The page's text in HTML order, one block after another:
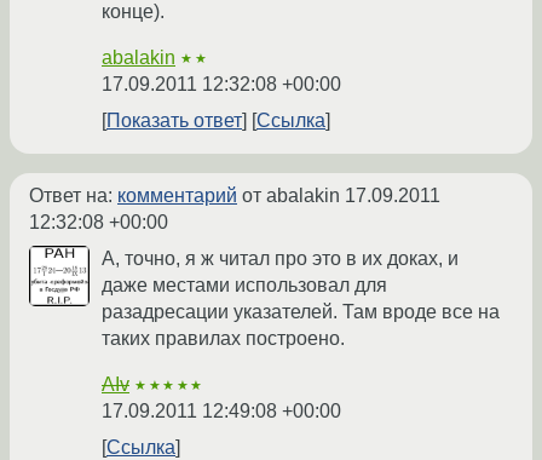
конце).
abalakin ★★
17.09.2011 12:32:08 +00:00
Показать ответ
Ссылка
Ответ на: комментарий от abalakin 17.09.2011
12:32:08 +00:00
А, точно, я ж читал про это в их доках, и
даже местами использовал для
разадресации указателей. Там вроде все на
таких правилах построено.
AIv ★★★★★
17.09.2011 12:49:08 +00:00
Ссылка